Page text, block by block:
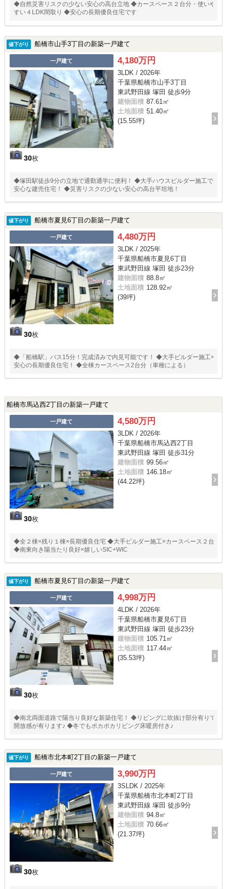
◆自然災害リスクの少ない安心の高台立地 ◆カースペース２台分・使いや
すい４LDK間取り ◆安心の長期優良住宅です
値下がり 船橋市山手3丁目の新築一戸建て
一戸建て
30枚
4,180万円
3LDK / 2026年
千葉県船橋市山手3丁目
東武野田線 塚田 徒歩9分
建物面積 87.61㎡
土地面積 51.40㎡
(15.55坪)
◆塚田駅徒歩9分の立地で通勤通学に便利！ ◆大手ハウスビルダー施工で
安心な建売住宅！ ◆災害リスクの少ない安心の高台平坦地！
値下がり 船橋市夏見6丁目の新築一戸建て
一戸建て
30枚
4,480万円
3LDK / 2025年
千葉県船橋市夏見6丁目
東武野田線 塚田 徒歩23分
建物面積 88.8㎡
土地面積 128.92㎡
(39坪)
◆「船橋駅」バス15分！完成済みで内見可能です！ ◆大手ビルダー施工×
安心の長期優良住宅！ ◆全棟カースペース2台分（車種による）
船橋市馬込西2丁目の新築一戸建て
一戸建て
30枚
4,580万円
3LDK / 2026年
千葉県船橋市馬込西2丁目
東武野田線 塚田 徒歩31分
建物面積 99.56㎡
土地面積 146.18㎡
(44.22坪)
◆全２棟×残り１棟×長期優良住宅 ◆大手ビルダー施工×カースペース２台
◆南東向き陽当たり良好×嬉しいSIC+WIC
値下がり 船橋市夏見6丁目の新築一戸建て
一戸建て
30枚
4,998万円
4LDK / 2026年
千葉県船橋市夏見6丁目
東武野田線 塚田 徒歩23分
建物面積 105.71㎡
土地面積 117.44㎡
(35.53坪)
◆南北両面道路で陽当り良好な新築住宅！ ◆リビングに吹抜け部分有りで
開放感が有ります♪ ◆冬でもポカポカリビング床暖房付き♪
値下がり 船橋市北本町2丁目の新築一戸建て
一戸建て
30枚
3,990万円
3SLDK / 2025年
千葉県船橋市北本町2丁目
東武野田線 塚田 徒歩9分
建物面積 94.8㎡
土地面積 70.66㎡
(21.37坪)